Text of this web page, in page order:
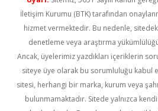
İletişim Kurumu (BTK) tarafından
hizmet vermektedir. Bu nedenle,
denetleme veya araştırma
Ancak, üyelerimiz yazdıkları içeriklerin
siteye üye olarak bu sorumluluğu kabul
sitesi, herhangi bir marka, kurum veya
bulunmamaktadır. Sitede yalnızca kendi